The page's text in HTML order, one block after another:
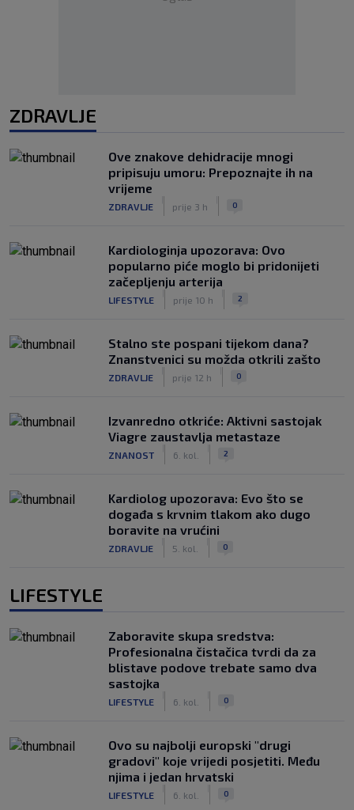
ZDRAVLJE
Ove znakove dehidracije mnogi
pripisuju umoru: Prepoznajte ih na
vrijeme
ZDRAVLJE prije 3 h 0
Kardiologinja upozorava: Ovo
popularno piće moglo bi pridonijeti
začepljenju arterija
LIFESTYLE prije 10 h 2
Stalno ste pospani tijekom dana?
Znanstvenici su možda otkrili zašto
ZDRAVLJE prije 12 h 0
Izvanredno otkriće: Aktivni sastojak
Viagre zaustavlja metastaze
ZNANOST 6. kol. 2
Kardiolog upozorava: Evo što se
događa s krvnim tlakom ako dugo
boravite na vrućini
ZDRAVLJE 5. kol. 0
LIFESTYLE
Zaboravite skupa sredstva:
Profesionalna čistačica tvrdi da za
blistave podove trebate samo dva
sastojka
LIFESTYLE 6. kol. 0
Ovo su najbolji europski "drugi
gradovi" koje vrijedi posjetiti. Među
njima i jedan hrvatski
LIFESTYLE 6. kol. 0